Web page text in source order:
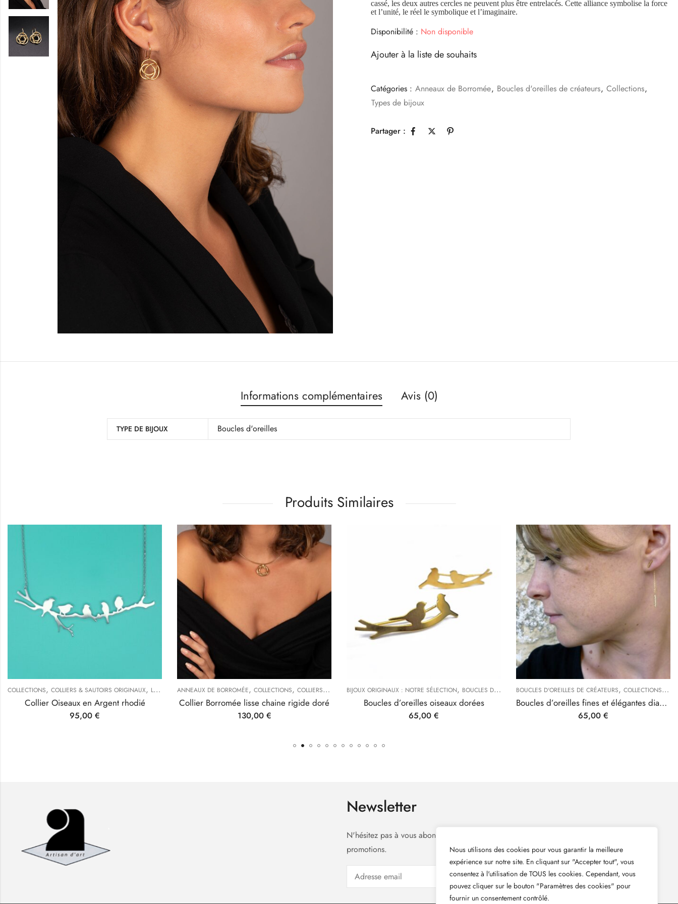
Nous utilisons des cookies pour vous garantir la meilleure
expérience sur notre site. En cliquant sur "Accepter tout", vous
consentez à l'utilisation de TOUS les cookies. Cependant, vous
pouvez cliquer sur le bouton "Paramètres des cookies" pour
fournir un consentement contrôlé.
cassé, les deux autres cercles ne peuvent plus être entrelacés. Cette alliance symbolise la force
et l’unité, le réel le symbolique et l’imaginaire.
Disponibilité : Non disponible
Ajouter à la liste de souhaits
Catégories : Anneaux de Borromée, Boucles d'oreilles de créateurs, Collections,
Types de bijoux
Partager :
Informations complémentaires Avis (0)
TYPE DE BIJOUX Boucles d'oreilles
Produits Similaires
, TYPES DE BIJOUX
,COLLIERS & SAUTOIRS ORIGINAUX,LES OISEAUX ,TYPES DE BIJOUX
Collier Oiseaux en Argent rhodié
95,00€
ANNEAUX DE BORROMÉE,COLLECTIONS,COLLIERS & SAUTOIRS ORIGINAUX ,TYPES DE BIJOUX
Collier Borromée lisse chaine rigide doré
130,00€
BIJOUX ORIGINAUX : NOTRE SÉLECTION,BOUCLES D'OREILLES DE CRÉATEURS ,COLLECTIONS,LES OISEAUX
Boucles d’oreilles oiseaux dorées
65,00€
BOUCLES D'OREILLES DE CRÉATEURS,COLLECTIONS,LES
Boucles d’oreilles fines et élégantes diamantées dorées
65,00€
Newsletter
N'hésitez pas à vous abonner à ma newsletter pour suivre mes dernières actualités et
promotions.